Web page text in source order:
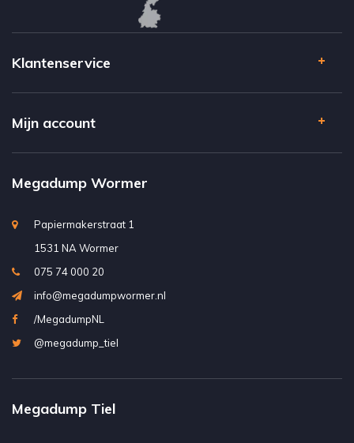
Klantenservice
Mijn account
Megadump Wormer
Papiermakerstraat 1
1531 NA Wormer
075 74 000 20
info@megadumpwormer.nl
/MegadumpNL
@megadump_tiel
Megadump Tiel